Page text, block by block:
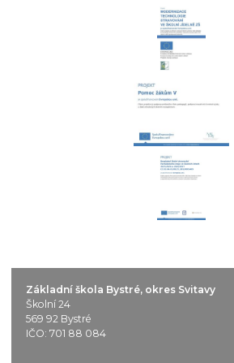
Základní škola Bystré, okres Svitavy
Školní 24
569 92 Bystré
IČO: 701 88 084